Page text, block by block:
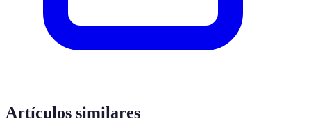
Artículos similares